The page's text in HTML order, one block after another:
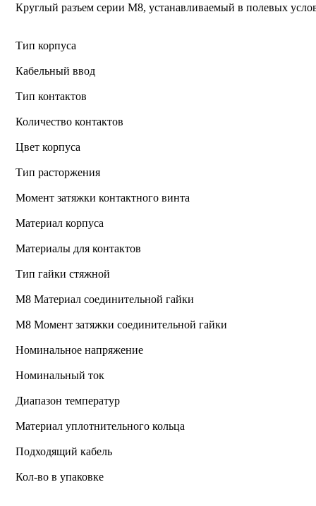
Круглый разъем серии M8, устанавливаемый в полевых
Тип корпуса
Кабельный ввод
Тип контактов
Количество контактов
Цвет корпуса
Тип расторжения
Момент затяжки контактного винта
Материал корпуса
Материалы для контактов
Тип гайки стяжной
М8 Материал соединительной гайки
M8 Момент затяжки соединительной гайки
Номинальное напряжение
Номинальный ток
Диапазон температур
Материал уплотнительного кольца
Подходящий кабель
Кол-во в упаковке